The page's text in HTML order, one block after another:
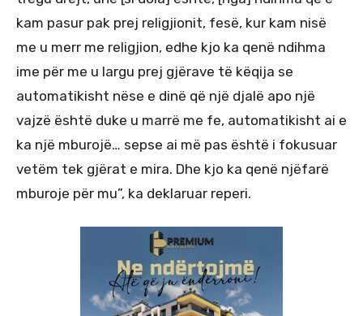
kam pasur pak prej religjionit, fesë, kur kam nisë
me u merr me religjion, edhe kjo ka qenë ndihma
ime për me u largu prej gjërave të këqija se
automatikisht nëse e dinë që një djalë apo një
vajzë është duke u marrë me fe, automatikisht ai e
ka një mburojë… sepse ai më pas është i fokusuar
vetëm tek gjërat e mira. Dhe kjo ka qenë njëfarë
mburoje për mu”, ka deklaruar reperi.